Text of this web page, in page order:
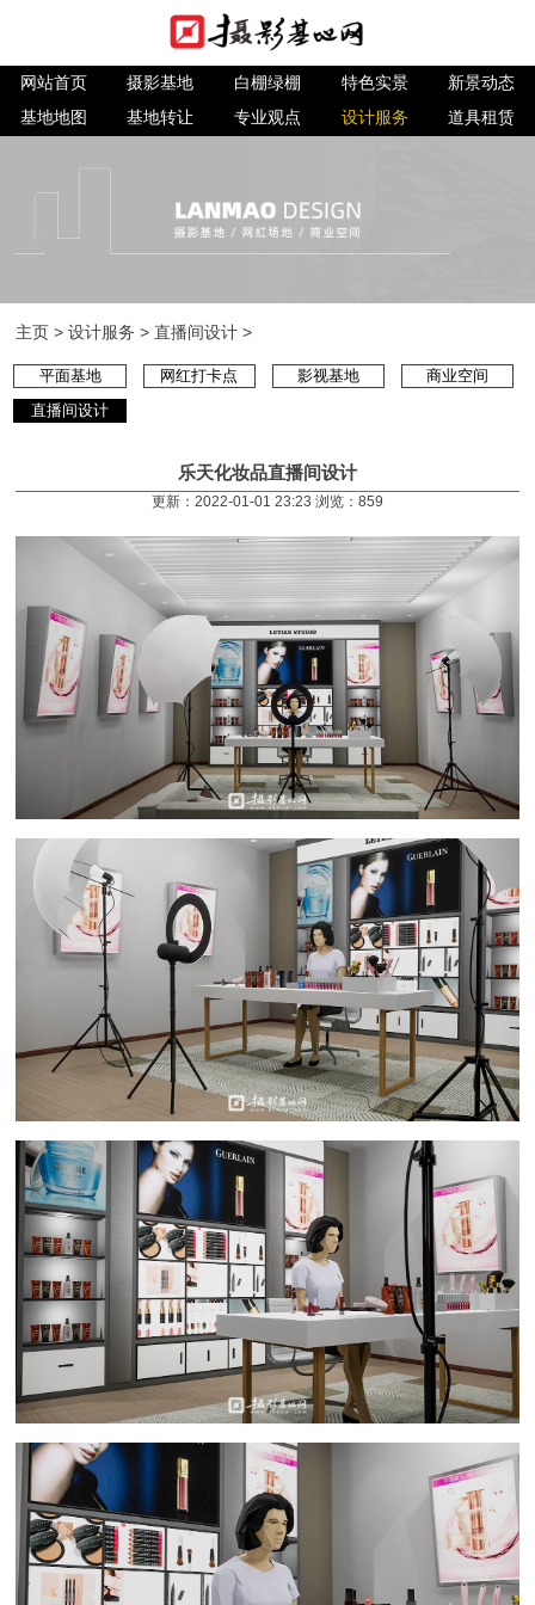
网站首页 摄影基地 白棚绿棚 特色实景
新景动态
基地地图
基地转让 专业观点 设计服务 道具租赁
主页 >设计服务 >直播间设计 >
平面基地 网红打卡点 影视基地
商业空间
直播间设计
乐天化妆品直播间设计
更新：2022-01-01 23:23 浏览： 859